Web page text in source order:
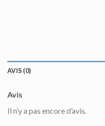
AVIS (0)
Avis
Il n’y a pas encore d’avis.